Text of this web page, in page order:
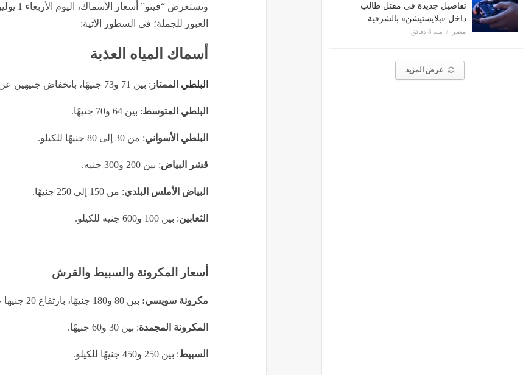
تفاصيل جديدة في مقتل طالب
داخل «بلايستيشن» بالشرقية
مصر منذ 8 دقائق
عرض المزيد
العبور للجملة؛ في السطور الآتية:
أسماك المياه العذبة
البلطي الممتاز : بين 71 و73 جنيهًا، بانخفاض جنيهين عن سعره السابق.
البلطي المتوسط: بين 64 و70 جنيهًا.
البلطي الأسواني: من 30 إلى 80 جنيهًا للكيلو.
قشر البياض: بين 200 و300 جنيه.
البياض الأملس البلدي: من 150 إلى 250 جنيهًا.
الثعابين: بين 100 و600 جنيه للكيلو.
أسعار المكرونة والسبيط والقرش
مكرونة سويسي: بين 80 و180 جنيهًا، بارتفاع 20 جنيها عن سعره السابق.
المكرونة المجمدة: بين 30 و60 جنيهًا.
السبيط: بين 250 و450 جنيهًا للكيلو.